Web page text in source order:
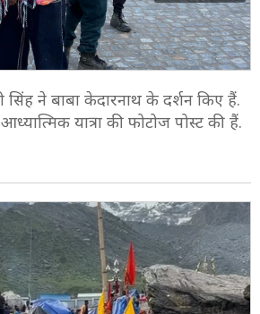
सिंह ने बाबा केदारनाथ के दर्शन किए हैं.
यात्रा की फोटोज पोस्ट की हैं.